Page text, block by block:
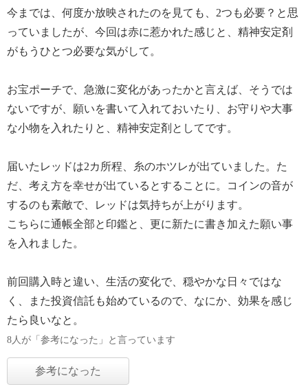
今までは、何度か放映されたのを見ても、2つも必要？と思
っていましたが、今回は赤に惹かれた感じと、精神安定剤
がもうひとつ必要な気がして。
お宝ポーチで、急激に変化があったかと言えば、そうでは
ないですが、願いを書いて入れておいたり、お守りや大事
な小物を入れたりと、精神安定剤としてです。
届いたレッドは2カ所程、糸のホツレが出ていました。た
だ、考え方を幸せが出ているとすることに。コインの音が
するのも素敵で、レッドは気持ちが上がります。
こちらに通帳全部と印鑑と、更に新たに書き加えた願い事
を入れました。
前回購入時と違い、生活の変化で、穏やかな日々ではな
く、また投資信託も始めているので、なにか、効果を感じ
たら良いなと。
8人が「参考になった」と言っています
参考になった